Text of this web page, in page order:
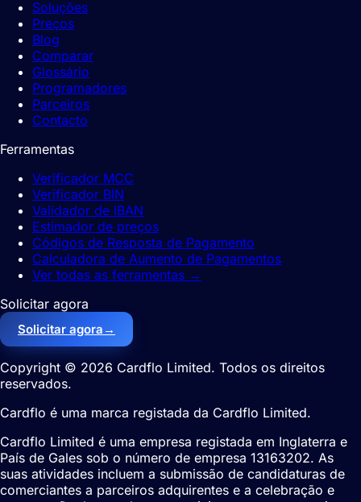
Soluções
Preços
Blog
Comparar
Glossário
Programadores
Parceiros
Contacto
Ferramentas
Verificador MCC
Verificador BIN
Validador de IBAN
Estimador de preços
Códigos de Resposta de Pagamento
Calculadora de Aumento de Pagamentos
Ver todas as ferramentas →
Solicitar agora
Solicitar agora →
Copyright © 2026 Cardflo Limited. Todos os direitos
reservados.
Cardflo é uma marca registada da Cardflo Limited.
Cardflo Limited é uma empresa registada em Inglaterra e
País de Gales sob o número de empresa 13163202. As
suas atividades incluem a submissão de candidaturas de
comerciantes a parceiros adquirentes e a celebração e